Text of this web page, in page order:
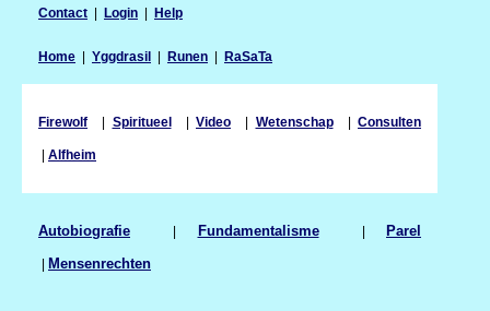
Contact | Login | Help
Home | Yggdrasil | Runen | RaSaTa
Firewolf | Spiritueel| Video | Wetenschap| Consulten
| Alfheim
Autobiografie | Fundamentalisme| Parel
| Mensenrechten